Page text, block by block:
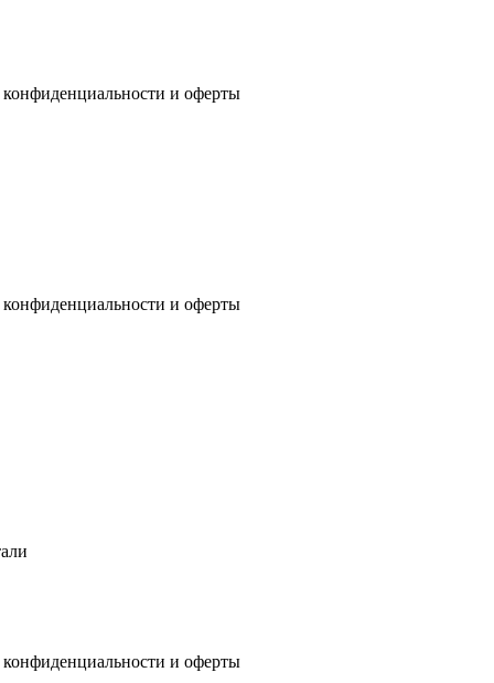
и оферты
и оферты
и оферты